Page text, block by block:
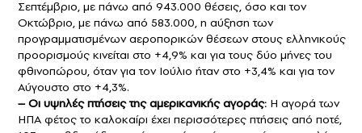
Σεπτέμβριο, με πάνω από 943.000 θέσεις, όσο και τον
Οκτώβριο, με πάνω από 583.000, η αύξηση των
προγραμματισμένων αεροπορικών θέσεων στους ελληνικούς
προορισμούς κινείται στο +4,9% και για τους δύο μήνες του
φθινοπώρου, όταν για τον Ιούλιο ήταν στο +3,4% και για τον
Αύγουστο στο +4,3%.
– Οι υψηλές πτήσεις της αμερικανικής αγοράς: Η αγορά των
ΗΠΑ φέτος το καλοκαίρι έχει περισσότερες πτήσεις από ποτέ,